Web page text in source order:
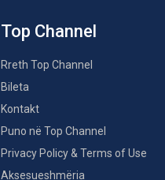
Top Channel
Rreth Top Channel
Bileta
Kontakt
Puno në Top Channel
Privacy Policy & Terms of Use
Aksesueshmëria